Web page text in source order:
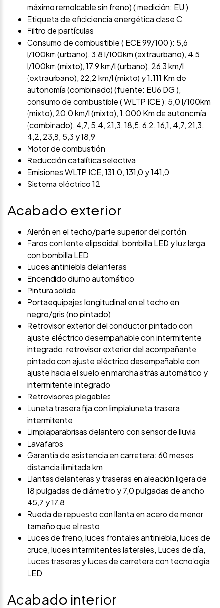
máximo remolcable sin freno) ( medición: EU )
Etiqueta de eficiciencia energética clase C
Filtro de partículas
Consumo de combustible ( ECE 99/100 ): 5,6
l/100km (urbano), 3,8 l/100km (extraurbano), 4,5
l/100km (mixto), 17,9 km/l (urbano), 26,3 km/l
(extraurbano), 22,2 km/l (mixto) y 1.111 Km de
autonomía (combinado) (fuente: EU6 DG ),
consumo de combustible ( WLTP ICE ): 5,0 l/100km
(mixto), 20,0 km/l (mixto), 1.000 Km de autonomía
(combinado), 4,7, 5,4, 21,3, 18,5, 6,2, 16,1, 4,7, 21,3,
4,2, 23,8, 5,3 y 18,9
Motor de combustión
Reducción catalítica selectiva
Emisiones WLTP ICE, 131,0, 131,0 y 141,0
Sistema eléctrico 12
Acabado exterior
Alerón en el techo/parte superior del portón
Faros con lente elipsoidal, bombilla LED y luz larga
con bombilla LED
Luces antiniebla delanteras
Encendido diurno automático
Pintura solida
Portaequipajes longitudinal en el techo en
negro/gris (no pintado)
Retrovisor exterior del conductor pintado con
ajuste eléctrico desempañable con intermitente
integrado, retrovisor exterior del acompañante
pintado con ajuste eléctrico desempañable con
ajuste hacia el suelo en marcha atrás automático y
intermitente integrado
Retrovisores plegables
Luneta trasera fija con limpialuneta trasera
intermitente
Limpiaparabrisas delantero con sensor de lluvia
Lavafaros
Garantía de asistencia en carretera: 60 meses
distancia ilimitada km
Llantas delanteras y traseras en aleación ligera de
18 pulgadas de diámetro y 7,0 pulgadas de ancho
45,7 y 17,8
Rueda de repuesto con llanta en acero de menor
tamaño que el resto
Luces de freno, luces frontales antiniebla, luces de
cruce, luces intermitentes laterales, Luces de día,
Luces traseras y luces de carretera con tecnología
LED
Acabado interior